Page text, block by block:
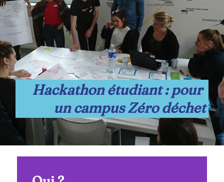
Hackathon étudiant : pour
un campus Zéro déchet